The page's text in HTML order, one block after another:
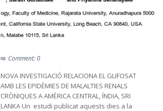
Comment: 0
NOVA INVESTIGACIÓ RELACIONA EL GLIFOSAT
AMB LES EPIDÈMIES DE MALALTIES RENALS
CRÒNIQUES A AMÈRICA CENTRAL, ÍNDIA, SRI
LANKA Un estudi publicat aquests dies a la